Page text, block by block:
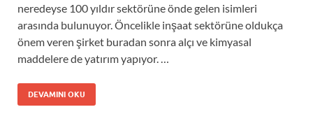
neredeyse 100 yıldır sektörüne önde gelen isimleri
arasında bulunuyor. Öncelikle inşaat sektörüne oldukça
önem veren şirket buradan sonra alçı ve kimyasal
maddelere de yatırım yapıyor. …
DEVAMINI OKU